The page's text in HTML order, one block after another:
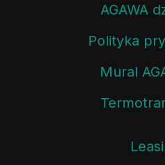
AGAWA
Polityka
Mural